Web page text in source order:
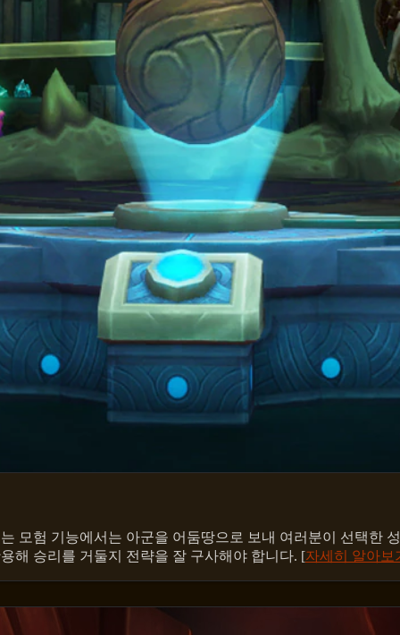
모험 기능에서는 아군을 어둠땅으로 보내 여러분이 선택한
해 승리를 거둘지 전략을 잘 구사해야 합니다. [자세히 알아보